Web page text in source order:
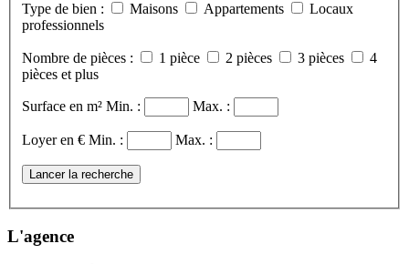
Type de bien : Maisons Appartements
Locaux
professionnels
Nombre de pièces : 1 pièce 2 pièces 3 pièces
4
pièces et plus
Surface en m² Min. : Max. :
Loyer en € Min. : Max. :
Lancer la recherche
L'agence